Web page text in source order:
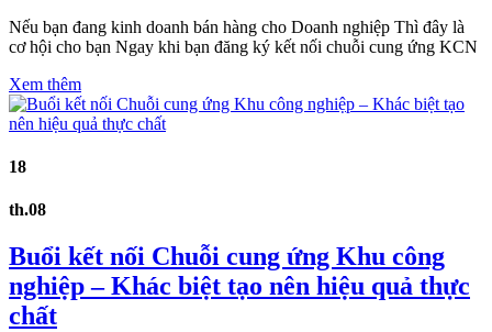
Nếu bạn đang kinh doanh bán hàng cho Doanh nghiệp Thì đây là
cơ hội cho bạn Ngay khi bạn đăng ký kết nối chuỗi cung ứng KCN
Xem thêm
18
th.08
Buổi kết nối Chuỗi cung ứng Khu công
nghiệp – Khác biệt tạo nên hiệu quả thực
chất